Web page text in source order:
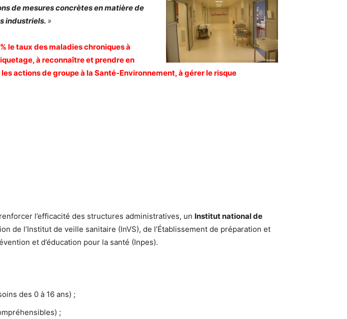
de mesures concrètes en matière de
industriels. »
le taux des maladies chroniques à
à reconnaître et prendre en
actions de groupe à la Santé-Environnement, à gérer le risque
l’efficacité des structures administratives, un Institut national de
de l’Institut de veille sanitaire (InVS), de l’Établissement de préparation et
et d’éducation pour la santé (Inpes).
des 0 à 16 ans) ;
;